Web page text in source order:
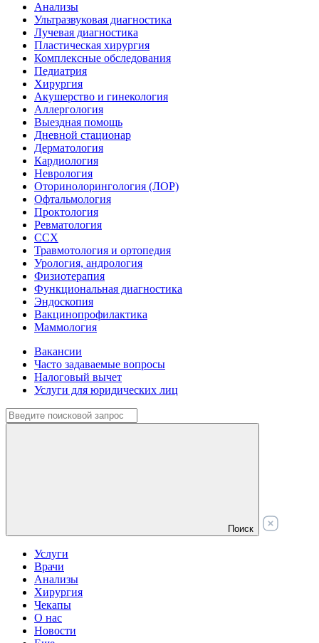
Анализы
Ультразвуковая диагностика
Лучевая диагностика
Пластическая хирургия
Комплексные обследования
Педиатрия
Хирургия
Акушерство и гинекология
Аллергология
Выездная помощь
Дневной стационар
Дерматология
Кардиология
Неврология
Оторинолорингология (ЛОР)
Офтальмология
Проктология
Ревматология
ССХ
Травмотология и ортопедия
Урология, андрология
Физиотерапия
Функциональная диагностика
Эндоскопия
Вакцинопрофилактика
Маммология
Вакансии
Часто задаваемые вопросы
Налоговый вычет
Услуги для юридических лиц
Поиск
Услуги
Врачи
Анализы
Хирургия
Чекапы
О нас
Новости